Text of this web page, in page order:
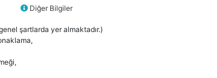
Diğer Bilgiler
şartlarda yer almaktadır.)